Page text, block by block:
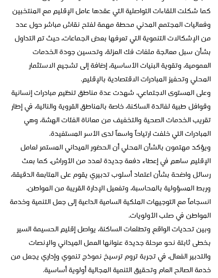
كما شكلت اللقاءات التواصلية التي عقدها عامل الإقليم مع المنتخبين
وفعاليات المجتمع المدني محطة مهمة لفتح نقاش مباشر حول عدد
من الإشكالات التنموية التي تعرفها بعض الجماعات، حيث تم التداول
بشأن سبل معالجة ملفات فك العزلة، وتحسين جودة الخدمات
العمومية، وتقوية البنيات الأساسية، إضافة إلى تشجيع الاستثمار
المحلي وتحفيز المبادرات الاقتصادية بالإقليم.
وعلى المستوى الاجتماعي، شهدت عدة مناطق تنظيم مبادرات إنسانية
وقوافل طبية لفائدة الساكنة، خاصة بالمناطق القروية والنائية، في إطار
تقريب الخدمات الصحية والتخفيف من معاناة الفئات الهشة، وهي
المبادرات التي خلفت ارتياحاً واسعاً لدى الأسر المستفيدة.
ويؤكد مهتمون بالشأن المحلي أن الحضور الميداني المستمر لعامل
الإقليم ساهم في إعطاء دفعة جديدة لعدد من الأوراش، كما بعث
رسائل واضحة بشأن اعتماد أسلوب تدبيري يقوم على المتابعة الدقيقة،
وربط المسؤولية بالمحاسبة، وتفعيل الإدارة القريبة من المواطن،
انسجاماً مع التوجيهات الملكية السامية الداعية إلى جعل التنمية وخدمة
المواطن في صلب الأولويات.
وبين تحديات الواقع وتطلعات الساكنة، يواصل إقليم الحسيمة السير
بخطى ثابتة نحو مرحلة جديدة عنوانها العمل الميداني والإنصات
والتدبير الفعال، في تجربة تروم ترسيخ نموذج تنموي وإداري يجعل من
خدمة الصالح العام وتحقيق التنمية المجالية أولوية أساسية.